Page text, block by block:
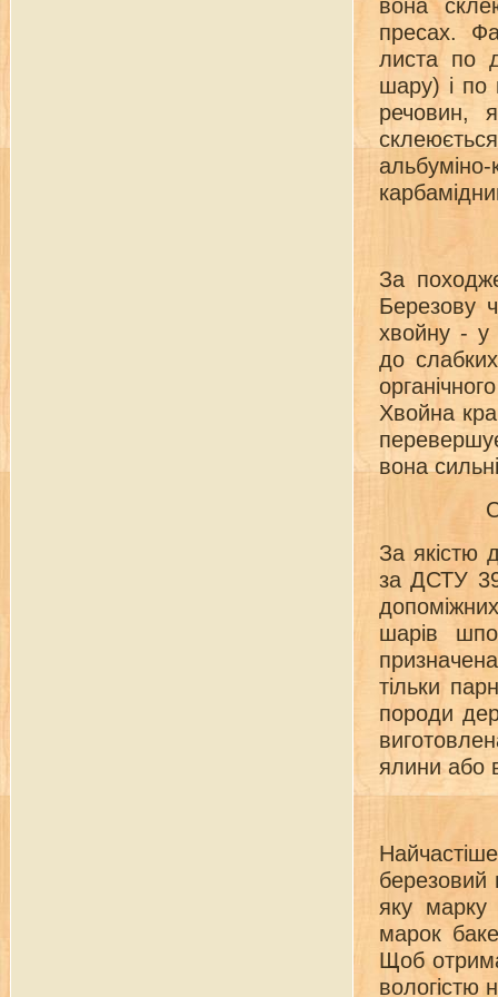
вона
пресах.
листа по
шару) і по
речовин,
За
Березову
хвойну - у
до слабких
Хвойна
вона
За якістю
за ДСТУ
шарів
тільки
породи
ялини або
березовий
яку
марок
Щоб
вологістю